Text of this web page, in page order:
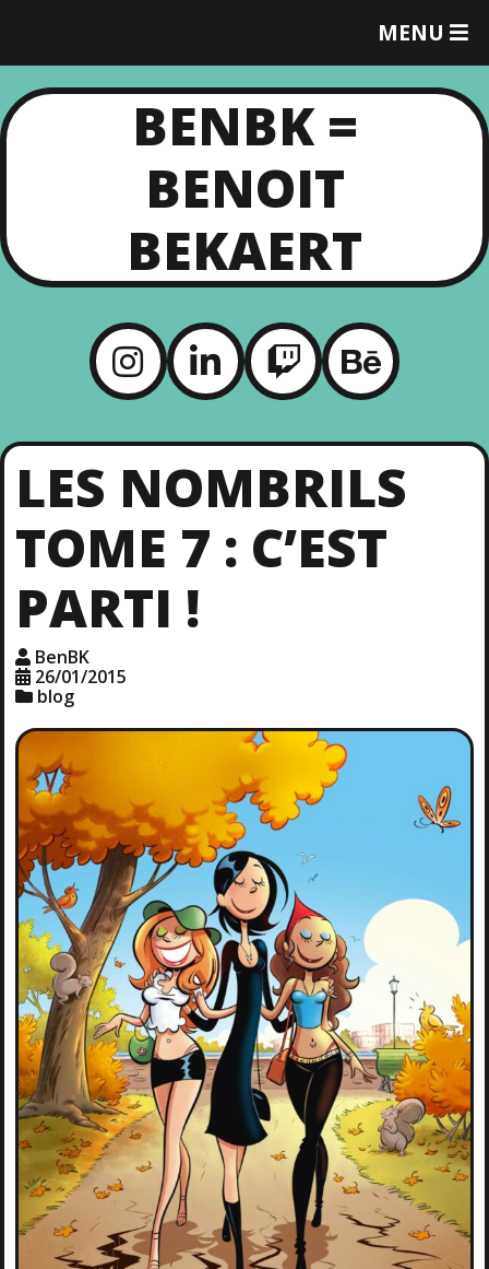
MENU
T
G
L
U
BENBK =
BENOIT
BEKAERT
LES NOMBRILS
TOME 7 : C’EST
PARTI !
BenBK
26/01/2015
blog